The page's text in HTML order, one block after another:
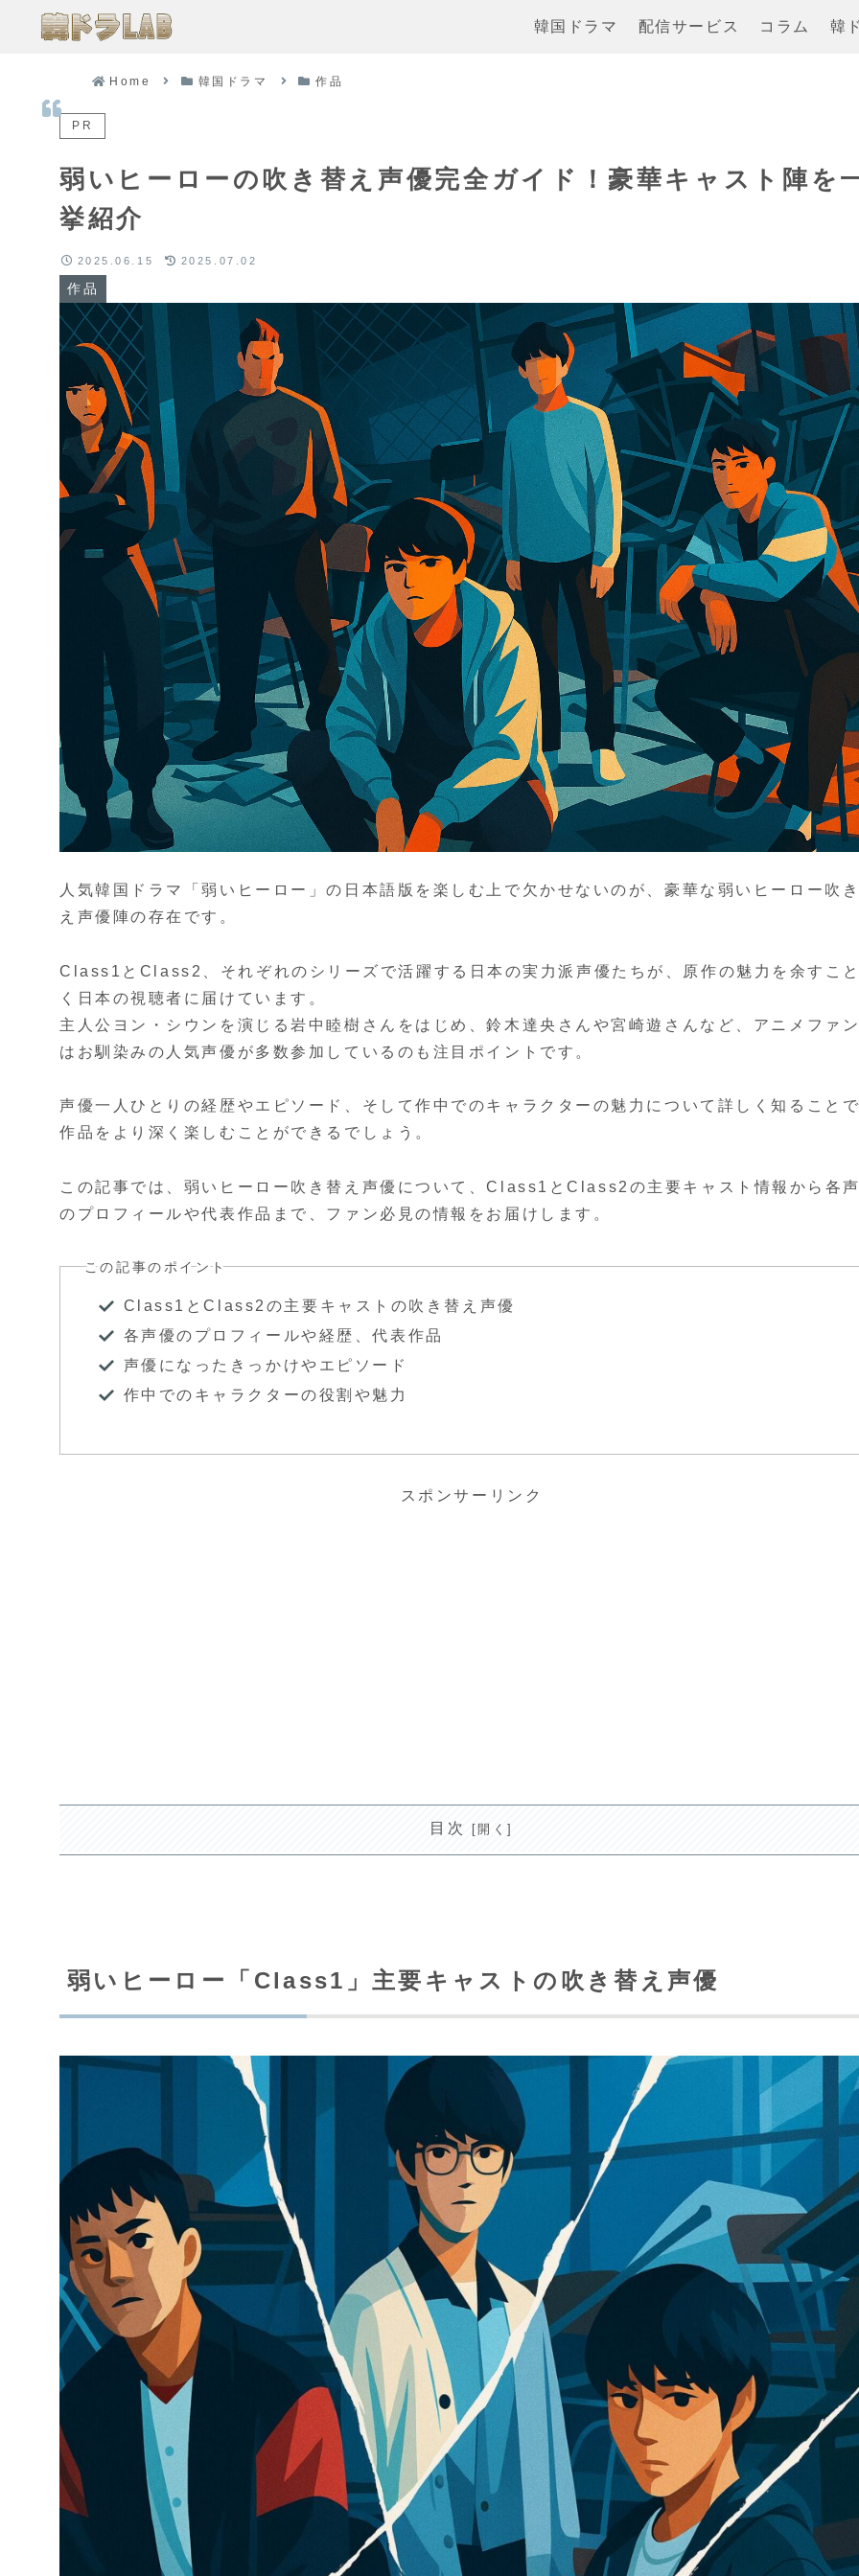
韓国ドラマ 配信サービス コラム 韓
Home 韓国ドラマ 作品
PR
弱いヒーローの吹き替え声優完全ガイド！豪華キャスト陣を
挙紹介
作品
2025.06.15 2025.07.02
人気韓国ドラマ「弱いヒーロー」の日本語版を楽しむ上で欠かせないのが、豪華な弱いヒーロー吹
え声優陣の存在です。
Class1とClass2、それぞれのシリーズで活躍する日本の実力派声優たちが、原作の魅力を余すこ
く日本の視聴者に届けています。
主人公ヨン・シウンを演じる岩中睦樹さんをはじめ、鈴木達央さんや宮崎遊さんなど、アニメファン
はお馴染みの人気声優が多数参加しているのも注目ポイントです。
声優一人ひとりの経歴やエピソード、そして作中でのキャラクターの魅力について詳しく知ることで
作品をより深く楽しむことができるでしょう。
この記事では、弱いヒーロー吹き替え声優について、Class1とClass2の主要キャスト情報から各
のプロフィールや代表作品まで、ファン必見の情報をお届けします。
この記事のポイント
Class1とClass2の主要キャストの吹き替え声優
各声優のプロフィールや経歴、代表作品
声優になったきっかけやエピソード
作中でのキャラクターの役割や魅力
スポンサーリンク
目次
弱いヒーロー「Class1」主要キャストの吹き替え声優